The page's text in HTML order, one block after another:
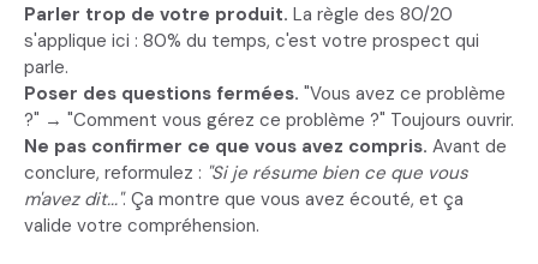
Parler trop de votre produit. La règle des 80/20
s'applique ici : 80% du temps, c'est votre prospect qui
parle.
Poser des questions fermées. "Vous avez ce problème
?" → "Comment vous gérez ce problème ?" Toujours ouvrir.
Ne pas confirmer ce que vous avez compris. Avant de
conclure, reformulez : "Si je résume bien ce que vous
m'avez dit...". Ça montre que vous avez écouté, et ça
valide votre compréhension.